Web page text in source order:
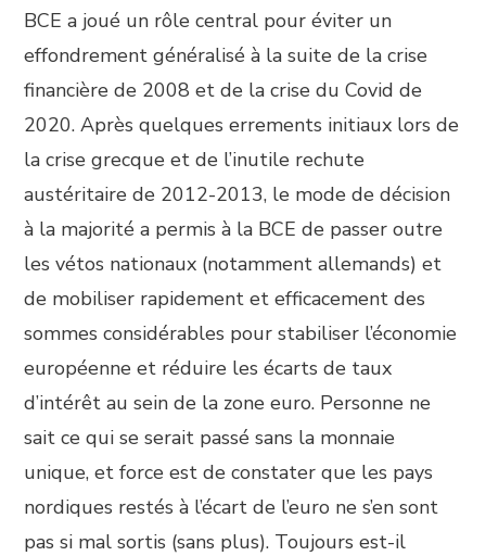
BCE a joué un rôle central pour éviter un
effondrement généralisé à la suite de la crise
financière de 2008 et de la crise du Covid de
2020. Après quelques errements initiaux lors de
la crise grecque et de l’inutile rechute
austéritaire de 2012-2013, le mode de décision
à la majorité a permis à la BCE de passer outre
les vétos nationaux (notamment allemands) et
de mobiliser rapidement et efficacement des
sommes considérables pour stabiliser l’économie
européenne et réduire les écarts de taux
d’intérêt au sein de la zone euro. Personne ne
sait ce qui se serait passé sans la monnaie
unique, et force est de constater que les pays
nordiques restés à l’écart de l’euro ne s’en sont
pas si mal sortis (sans plus). Toujours est-il